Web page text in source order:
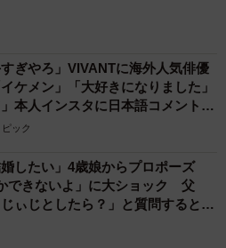
すぎやろ」VIVANTに海外人気俳優
ケメン」「大好きになりました」
」本人インスタに日本語コメント
ック
婚したい」4歳娘からプロポーズ
できないよ」に大ショック 父
じぃじとしたら？」と質問すると…